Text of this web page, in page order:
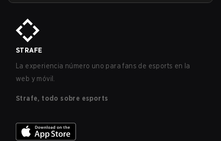
STRAFE
La experiencia número uno para fans de esports en la
web y móvil.
Strafe, todo sobre esports